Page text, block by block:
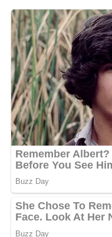
und das Fleisch
Jede Chilischote in
spitzen Messer
Keramikschüssel alle
und mindestens 1
Sauce zu gegrillten